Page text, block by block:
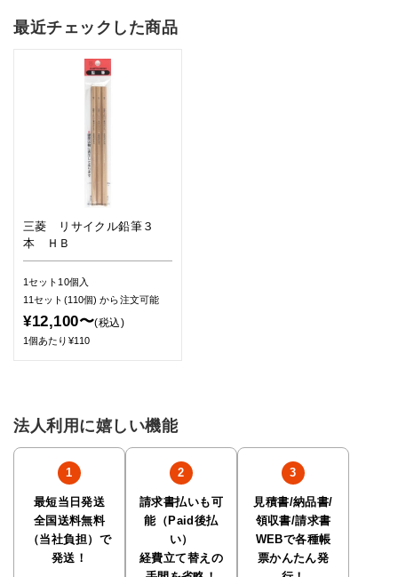
最近チェックした商品
三菱 リサイクル鉛筆３
本 ＨＢ
1セット10個入
11セット(110個)から注文可能
¥12,100〜(税込)
1個あたり¥110
法人利用に嬉しい機能
最短当日発送
全国送料無料
（当社負担）で
発送！
請求書払いも可
能（Paid後払
い）
経費立て替えの
見積書/納品書/
領収書/請求書
WEBで各種帳
票かんたん発